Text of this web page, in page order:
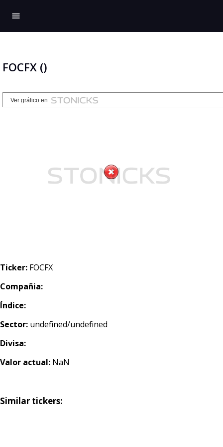
menu
FOCFX ()
Ticker: FOCFX
Compañia:
Índice:
Sector: undefined/undefined
Divisa:
Valor actual: NaN
Similar tickers: